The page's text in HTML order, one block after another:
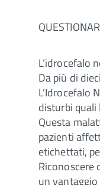
L’idrocefalo
Da più di
L’Idrocefalo
disturbi quali
Questa
pazienti
etichettati,
Riconoscere
un